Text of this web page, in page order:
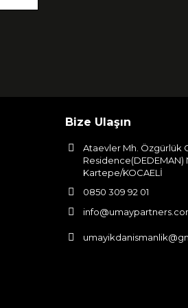
Bize Ulaşın
Ataevler Mh. Özgürlük
Residence(DEDEMAN)
Kartepe/KOCAELİ
0850 309 92 01